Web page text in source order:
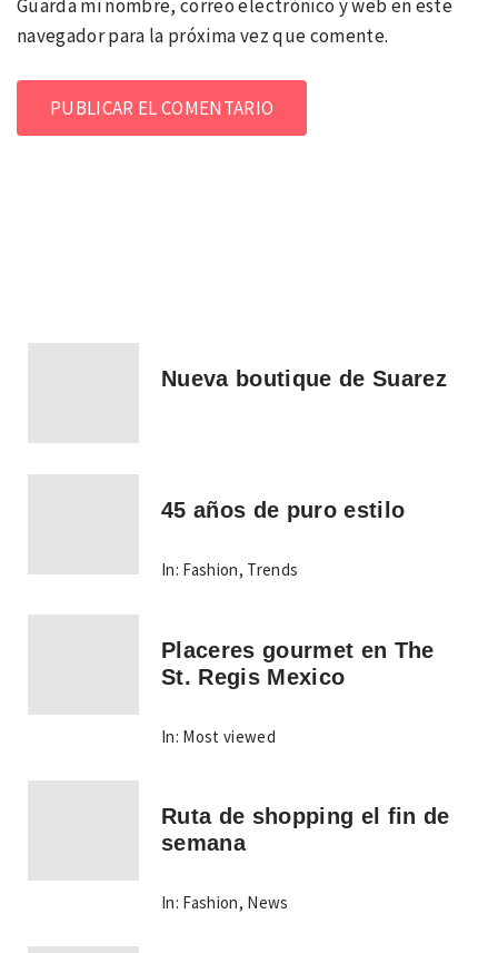
Guarda mi nombre, correo electrónico y web en este
navegador para la próxima vez que comente.
Nueva boutique de Suarez
45 años de puro estilo
In: Fashion, Trends
Placeres gourmet en The
St. Regis Mexico
In: Most viewed
Ruta de shopping el fin de
semana
In: Fashion, News